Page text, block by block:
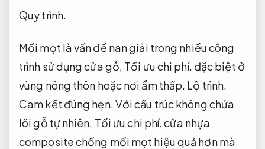
Quy trình.
Mối mọt là vấn đề nan giải trong nhiều công
trình sử dụng cửa gỗ, Tối ưu chi phí. đặc biệt ở
vùng nông thôn hoặc nơi ẩm thấp. Lộ trình.
Cam kết đúng hẹn.Với cấu trúc không chứa
lõi gỗ tự nhiên, Tối ưu chi phí.cửa nhựa
composite chống mối mọt hiệu quả hơn mà